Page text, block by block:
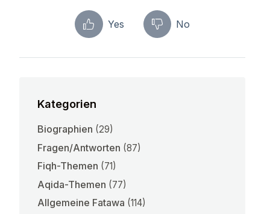
Yes No
Kategorien
Biographien (29)
Fragen/Antworten (87)
Fiqh-Themen (71)
Aqida-Themen (77)
Allgemeine Fatawa (114)